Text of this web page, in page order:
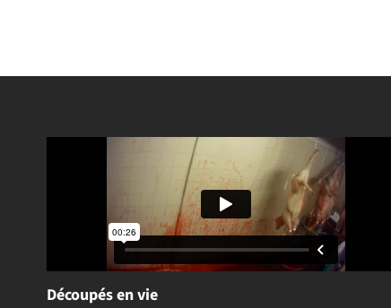
Découpés en vie